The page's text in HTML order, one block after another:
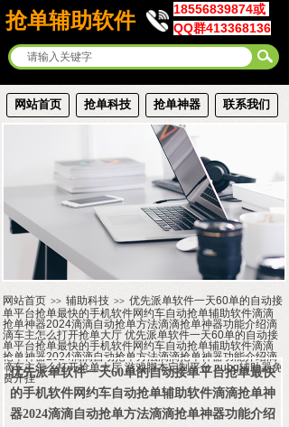
抢单辅助软件
18556839874或
QQ群413368136
网站首页 抢单科技 抢单神器 联系我们
网站首页 >> 辅助科技 >> 优先派单软件一天60单的自动接
单平台抢单最快的手机软件网约车自动抢单辅助软件滴滴
抢单神器2024滴滴自动抢单方法滴滴抢单神器功能介绍滴
滴车主怎么打开抢单大厅 优先派单软件一天60单的自动接
单平台抢单最快的手机软件网约车自动抢单辅助软件滴滴
抢单神器2024滴滴自动抢单方法滴滴抢单神器功能介绍滴
滴车主怎么打开抢单大厅 游戏脚本定制平台 pubg辅助器免
费开挂
优先派单软件一天60单的自动接单平台抢单最快
的手机软件网约车自动抢单辅助软件滴滴抢单神
器2024滴滴自动抢单方法滴滴抢单神器功能介绍